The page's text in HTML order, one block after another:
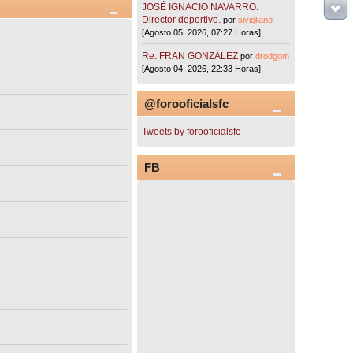
JOSÉ IGNACIO NAVARRO.
Director deportivo. porsivigliano
[Agosto 05, 2026, 07:27 Horas]
Re: FRAN GONZÁLEZ pordrodgom
[Agosto 04, 2026, 22:33 Horas]
@forooficialsfc
Tweets by forooficialsfc
FB